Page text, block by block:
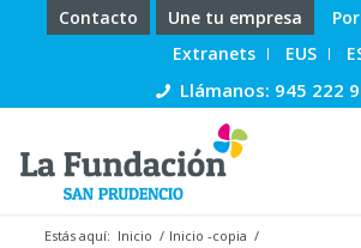
Contacto Une tu empresa
Extranets
EUS
Llámanos: 945 222
Estás aquí: Inicio / Inicio -copia /